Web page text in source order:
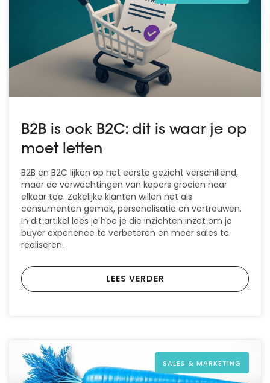
B2B is ook B2C: dit is waar je op
moet letten
B2B en B2C lijken op het eerste gezicht verschillend,
maar de verwachtingen van kopers groeien naar
elkaar toe. Zakelijke klanten willen net als
consumenten gemak, personalisatie en vertrouwen.
In dit artikel lees je hoe je die inzichten inzet om je
buyer experience te verbeteren en meer sales te
realiseren.
LEES VERDER
SALES & MARKETING